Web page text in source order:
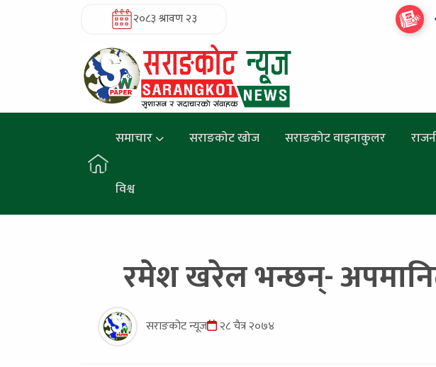
२०८३ श्रावण २३
समाचार सराङकोट खोज सराङकोट वाइनाकुलर
विश्व
रमेश खरेल भन्छन्-
सराङकोट न्यूज २८ चैत्र २०७४